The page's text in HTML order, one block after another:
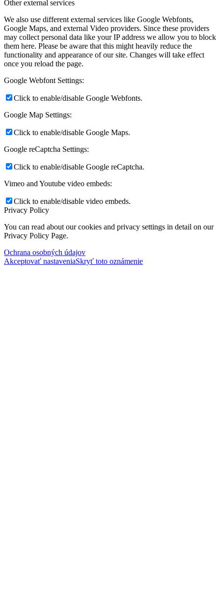
Other external services
We also use different external services like Google Webfonts,
Google Maps, and external Video providers. Since these providers
may collect personal data like your IP address we allow you to block
them here. Please be aware that this might heavily reduce the
functionality and appearance of our site. Changes will take effect
once you reload the page.
Google Webfont Settings:
Click to enable/disable Google Webfonts.
Google Map Settings:
Click to enable/disable Google Maps.
Google reCaptcha Settings:
Click to enable/disable Google reCaptcha.
Vimeo and Youtube video embeds:
Click to enable/disable video embeds.
Privacy Policy
You can read about our cookies and privacy settings in detail on our
Privacy Policy Page.
Ochrana osobných údajov
Akceptovať nastaveniaSkryť toto oznámenie